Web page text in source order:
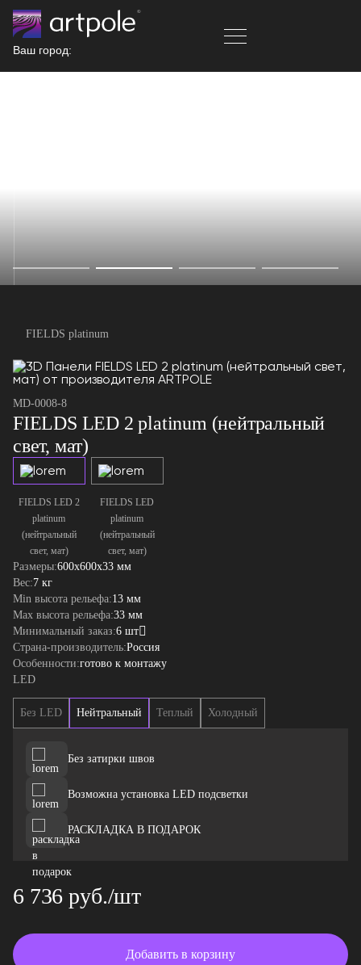
Ваш город:
FIELDS platinum
MD-0008-8
FIELDS LED 2 platinum (нейтральный
свет, мат)
FIELDS LED 2
platinum
(нейтральный
свет, мат)
FIELDS LED
platinum
(нейтральный
свет, мат)
Размеры:600x600x33 мм
Вес:7 кг
Min высота рельефа:13 мм
Max высота рельефа:33 мм
Минимальный заказ:6 шт
Страна-производитель:Россия
Особенности:готово к монтажу
LED
Без LED Нейтральный Теплый Холодный
Без затирки швов
Возможна установка LED подсветки
РАСКЛАДКА В ПОДАРОК
6 736 руб./шт
Добавить в корзину